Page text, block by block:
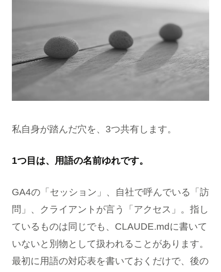
私自身が踏んだ穴を、3つ共有します。
1つ目は、用語の名前ゆれです。
GA4の「セッション」、自社で呼んでいる「訪
問」、クライアントが言う「アクセス」。指し
ているものは同じでも、CLAUDE.mdに書いて
いないと別物として扱われることがあります。
最初に用語の対応表を書いておくだけで、後の